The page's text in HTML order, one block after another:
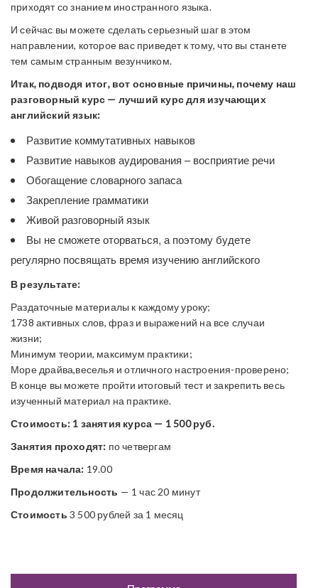
приходят со знанием иностранного языка.
И сейчас вы можете сделать серьезный шаг в этом
направлении, которое вас приведет к тому, что вы станете
тем самым странным везунчиком.
Итак, подводя итог, вот основные причины, почему наш
разговорный курс — лучший курс для изучающих
английский язык:
Развитие коммутативных навыков
Развитие навыков аудирования – восприятие речи
Обогащение словарного запаса
Закрепление грамматики
Живой разговорный язык
Вы не сможете оторваться, а поэтому будете
регулярно посвящать время изучению английского
В результате:
Раздаточные материалы к каждому уроку;
1738 активных слов, фраз и выражений на все случаи
жизни;
Минимум теории, максимум практики;
Море драйва,веселья и отличного настроения-проверено;
В конце вы можете пройти итоговый тест и закрепить весь
изученный материал на практике.
Стоимость: 1 занятия курса — 1 500 руб.
Занятия проходят: по четвергам
Время начала: 19.00
Продолжительность — 1 час 20 минут
Стоимость 3 500 рублей за 1 месяц